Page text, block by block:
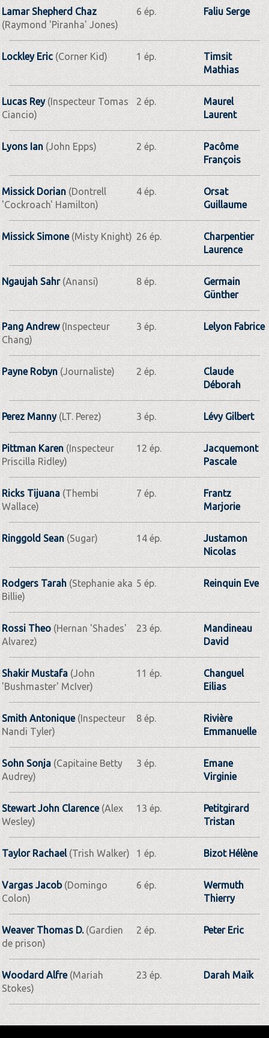
Lamar Shepherd Chaz
(Raymond 'Piranha' Jones)
6 ép. Faliu Serge
Lockley Eric (Corner Kid) 1 ép.
Timsit
Mathias
Lucas Rey(Inspecteur Tomas
Ciancio)
2 ép.
Maurel
Laurent
Lyons Ian (John Epps) 2 ép.
Pacôme
François
Missick Dorian(Dontrell
'Cockroach' Hamilton)
4 ép.
Orsat
Guillaume
Missick Simone(Misty Knight) 26 ép.
Charpentier
Laurence
Ngaujah Sahr(Anansi) 8 ép.
Germain
Günther
Pang Andrew(Inspecteur
Chang)
3 ép. Lelyon Fabrice
Payne Robyn(Journaliste) 2 ép.
Claude
Déborah
Perez Manny(LT. Perez) 3 ép. Lévy Gilbert
Pittman Karen (Inspecteur
Priscilla Ridley)
12 ép.
Jacquemont
Pascale
Ricks Tijuana(Thembi
Wallace)
7 ép.
Frantz
Marjorie
Ringgold Sean(Sugar) 14 ép.
Justamon
Nicolas
Rodgers Tarah(Stephanie aka
Billie)
5 ép. Reinquin Eve
Rossi Theo(Hernan 'Shades'
Alvarez)
23 ép.
Mandineau
David
Shakir Mustafa (John
'Bushmaster' McIver)
11 ép.
Changuel
Eilias
Smith Antonique(Inspecteur
Nandi Tyler)
8 ép.
Rivière
Emmanuelle
Sohn Sonja (Capitaine Betty
Audrey)
3 ép.
Emane
Virginie
Stewart John Clarence(Alex
Wesley)
13 ép.
Petitgirard
Tristan
Taylor Rachael(Trish Walker) 1 ép. Bizot Hélène
Vargas Jacob(Domingo
Colon)
6 ép.
Wermuth
Thierry
Weaver Thomas D. (Gardien
de prison)
2 ép. Peter Eric
Woodard Alfre(Mariah
Stokes)
23 ép. Darah Maïk